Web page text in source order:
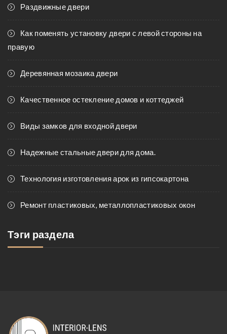
Раздвижные двери
Как поменять установку двери с левой стороны на
правую
Деревянная мозаика двери
Качественное остекление домов и коттеджей
Виды замков для входной двери
Надежные стальные двери для дома.
Технология изготовления арок из гипсокартона
Ремонт пластиковых, металлопластиковых окон
Тэги раздела